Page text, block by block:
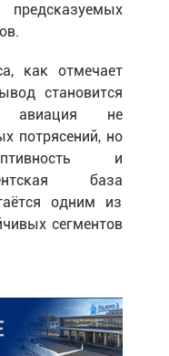
предсказуемых
как отмечает
становится
авиация не
потрясений, но
и
база
одним из
сегментов